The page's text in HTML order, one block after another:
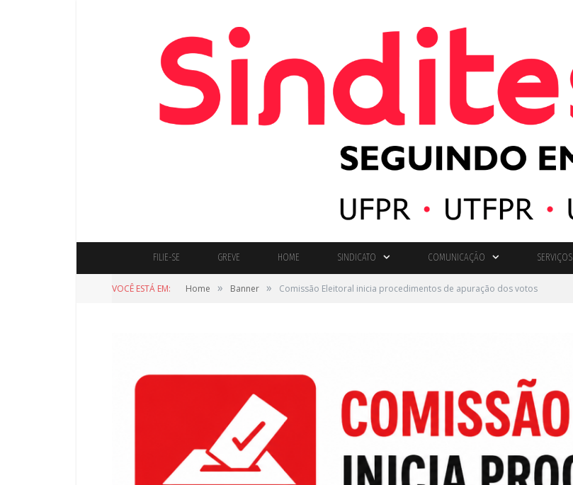
FILIE-SE GREVE HOME SINDICATO COMUNICAÇÃO SERVIÇOS
VOCÊ ESTÁ EM: Home » Banner » Comissão Eleitoral inicia procedimentos de apuração dos votos